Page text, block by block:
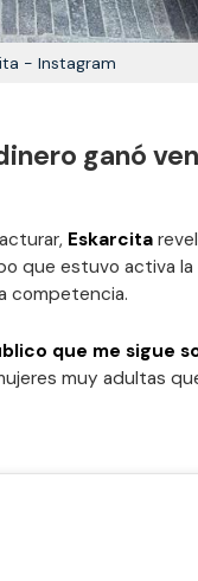
- Instagram
ganó
Eskarcita
que estuvo activa
competencia.
que me sigue
muy adultas